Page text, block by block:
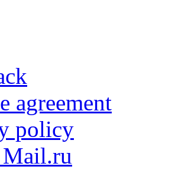
agreement
policy